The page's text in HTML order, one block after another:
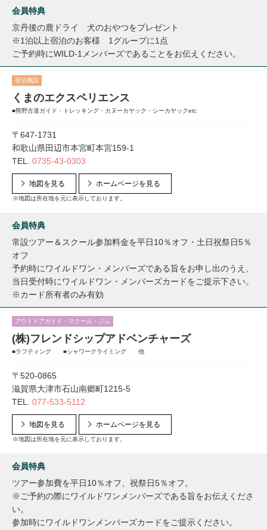
会員特典
京丹後の鹿ドライ 犬のおやつをプレゼント
※1泊以上宿泊のお客様 1グループに1点
ご予約時にWILD-1メンバーズであることをお伝えください。
宿泊施設
くまのエクスペリエンス
■熊野古道ガイド・トレッキング・カヌーカヤック・シーカヤックetc
〒647-1731
和歌山県田辺市本宮町本宮159-1
TEL. 0735-43-0303
地図を見る
※地図は所在地を元に表示しております。
ホームページを見る
会員特典
常設ツアー＆スクール参加料金を平日10％オフ・土日祝祭日5％
オフ
予約時にワイルドワン・メンバーズである旨をお申し出のうえ、
当日受付時にワイルドワン・メンバーズカードをご提示下さい。
※カード所有者のみ有効
アウトドアガイド・スクール・ジム
(株)フレンドシップアドベンチャーズ
■ラフティング ■シャワークライミング 他
〒520-0865
滋賀県大津市石山南郷町1215-5
TEL. 077-533-5112
地図を見る
※地図は所在地を元に表示しております。
ホームページを見る
会員特典
ツアー参加費を平日10％オフ、祝祭日5％オフ。
※ご予約の際にワイルドワンメンバーズである旨をお伝えくださ
い。
参加時にワイルドワンメンバーズカードをご提示ください。